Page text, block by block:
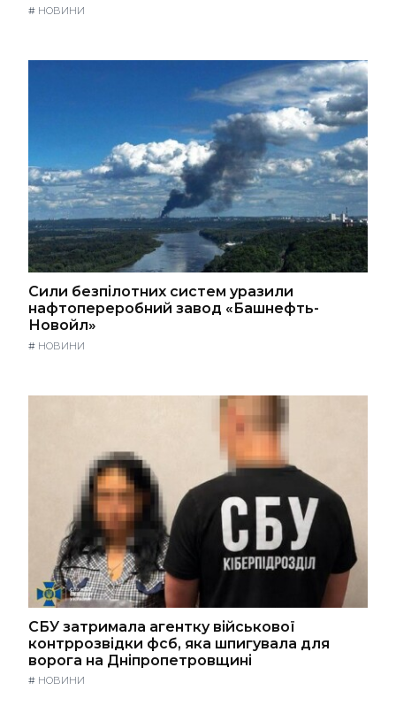
# НОВИНИ
Сили безпілотних систем уразили
нафтопереробний завод «Башнефть-
Новойл»
# НОВИНИ
СБУ затримала агентку військової
контррозвідки фсб, яка шпигувала для
ворога на Дніпропетровщині
# НОВИНИ